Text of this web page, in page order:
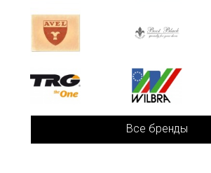
Все бренды